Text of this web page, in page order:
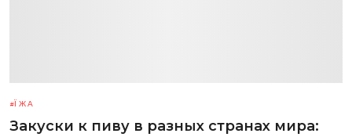
ЇЖА
Закуски к пиву в разных странах мира: